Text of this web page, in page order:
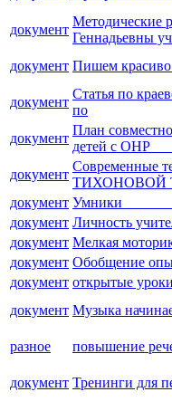
документ
Методические
документ Пишем
документ
Статья по
по
документ
План
детей
документ
ТИХОНОВОЙ
документ
документ Личность
документ
документ
документ
документ
разное
документ